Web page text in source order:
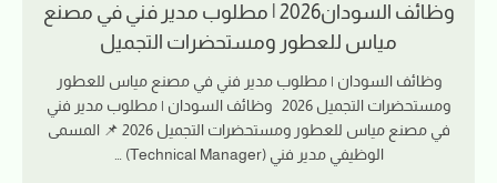
وظائف السودان2026 | مطلوب مدير فني في مصنع
مياس للعطور ومستحضرات التجميل
وظائف السودان | مطلوب مدير فني في مصنع مياس للعطور
ومستحضرات التجميل 2026 وظائف السودان | مطلوب مدير فني
في مصنع مياس للعطور ومستحضرات التجميل 2026 📌 المسمى
الوظيفي مدير فني (Technical Manager) …